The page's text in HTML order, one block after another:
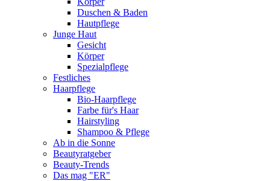
Duschen & Baden
Hautpflege
Junge Haut
Gesicht
Körper
Spezialpflege
Festliches
Haarpflege
Bio-Haarpflege
Farbe für's Haar
Hairstyling
Shampoo & Pflege
Ab in die Sonne
Beautyratgeber
Beauty-Trends
Das mag "ER"